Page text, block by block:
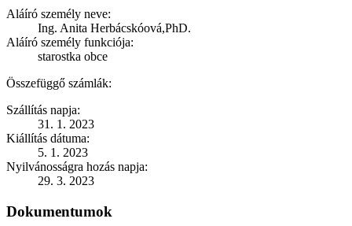
Aláíró személy neve:
Ing. Anita Herbácskóová,PhD.
Aláíró személy funkciója:
starostka obce
Összefüggő számlák:
Szállítás napja:
31. 1. 2023
Kiállítás dátuma:
5. 1. 2023
Nyilvánosságra hozás napja:
29. 3. 2023
Dokumentumok